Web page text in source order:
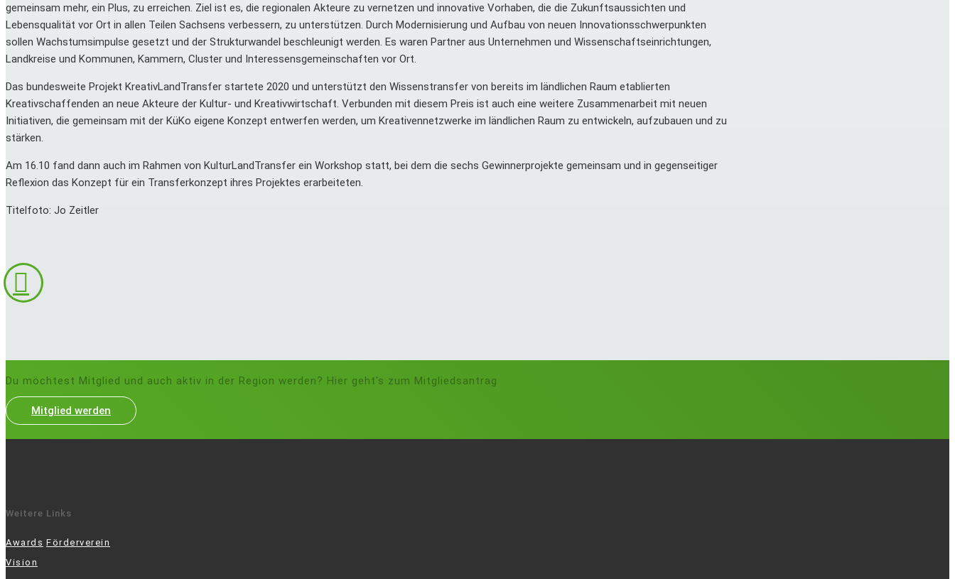
gemeinsam mehr, ein Plus, zu erreichen. Ziel ist es, die regionalen Akteure zu vernetzen und innovative Vorhaben, die die Zukunftsaussichten und
Lebensqualität vor Ort in allen Teilen Sachsens verbessern, zu unterstützen. Durch Modernisierung und Aufbau von neuen Innovationsschwerpunkten
sollen Wachstumsimpulse gesetzt und der Strukturwandel beschleunigt werden. Es waren Partner aus Unternehmen und Wissenschaftseinrichtungen,
Landkreise und Kommunen, Kammern, Cluster und Interessensgemeinschaften vor Ort.
Das bundesweite Projekt KreativLandTransfer startete 2020 und unterstützt den Wissenstransfer von bereits im ländlichen Raum etablierten
Kreativschaffenden an neue Akteure der Kultur- und Kreativwirtschaft. Verbunden mit diesem Preis ist auch eine weitere Zusammenarbeit mit neuen
Initiativen, die gemeinsam mit der KüKo eigene Konzept entwerfen werden, um Kreativennetzwerke im ländlichen Raum zu entwickeln, aufzubauen und zu
stärken.
Am 16.10 fand dann auch im Rahmen von KulturLandTransfer ein Workshop statt, bei dem die sechs Gewinnerprojekte gemeinsam und in gegenseitiger
Reflexion das Konzept für ein Transferkonzept ihres Projektes erarbeiteten.
Titelfoto: Jo Zeitler
Du möchtest Mitglied und auch aktiv in der Region werden? Hier geht's zum Mitgliedsantrag
Mitglied werden
Weitere Links
Awards Förderverein
Vision